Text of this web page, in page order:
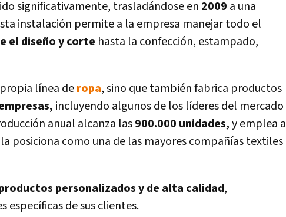
significativamente, trasladándose en 2009 a una
instalación permite a la empresa manejar todo el
el diseño y corte hasta la confección, estampado,
línea deropa, sino que también fabrica productos
incluyendo algunos de los líderes del mercado
anual alcanza las900.000 unidades,y emplea a
posiciona como una de las mayores compañías textiles
personalizados y de alta calidad,
específicas de sus clientes.